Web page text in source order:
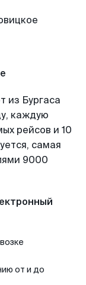
из Бургаса
каждую
рейсов и 10
самая
9000
от и до